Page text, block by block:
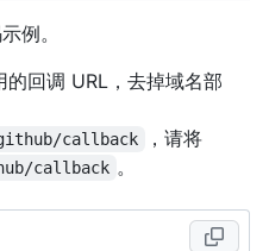
例。
的回调 URL，去掉域名部
callback ，请将
callback 。